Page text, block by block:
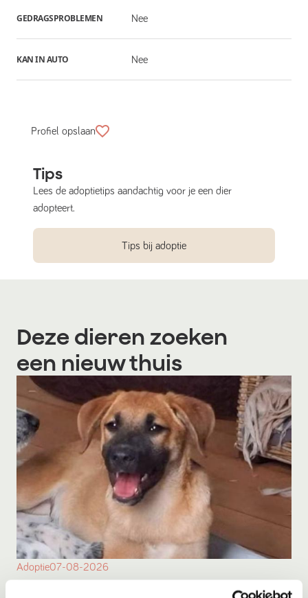
GEDRAGSPROBLEMEN Nee
KAN IN AUTO Nee
Profiel opslaan
Tips
Lees de adoptietips aandachtig voor je een dier
adopteert.
Tips bij adoptie
Deze dieren zoeken
een nieuw thuis
Adoptie07-08-2026